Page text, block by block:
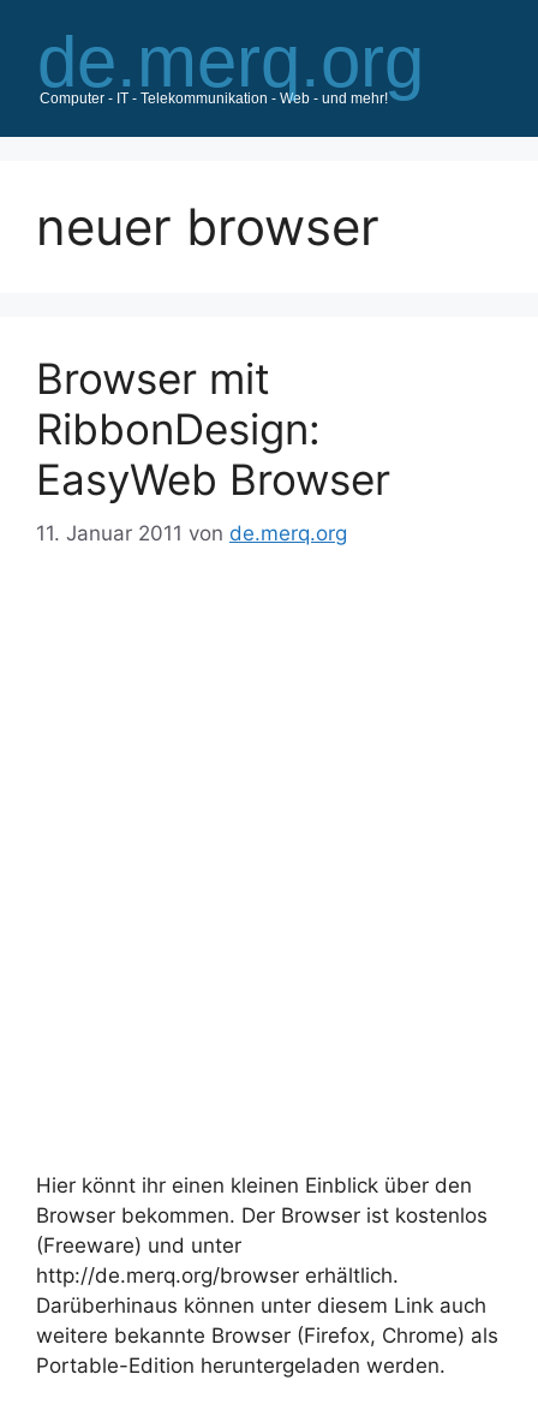
Inhalt
springen
neuer browser
Browser mit
RibbonDesign:
EasyWeb Browser
11. Januar 2011 von de.merq.org
Hier könnt ihr einen kleinen Einblick über den
Browser bekommen. Der Browser ist kostenlos
(Freeware) und unter
http://de.merq.org/browser erhältlich.
Darüberhinaus können unter diesem Link auch
weitere bekannte Browser (Firefox, Chrome) als
Portable-Edition heruntergeladen werden.